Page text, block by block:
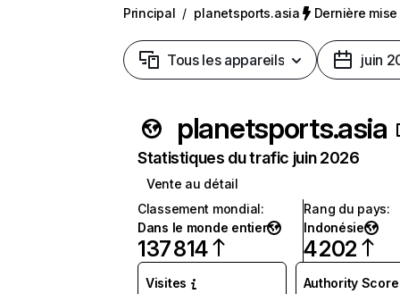
Principal / planetsports.asia Dernière
Tous les appareils juin
planetsports.asia
Statistiques du trafic juin 2026
Vente au détail
Classement mondial:
Dans le monde entier
137 814
Rang du pays:
Indonésie
4 202
Visites Authority Score